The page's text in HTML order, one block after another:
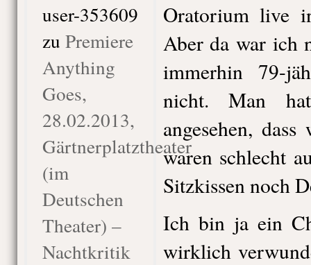
user-353609
zu Premiere
Anything
Goes,
28.02.2013,
Gärtnerplatztheater
(im
Deutschen
Theater) –
Nachtkritik
Oratorium live
Aber da war ich
immerhin 79-
nicht. Man
angesehen,
waren schlecht
Sitzkissen noch
Ich bin ja ein
wirklich